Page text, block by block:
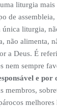
liturgia
de assembleia,
única liturgia,
não alimenta,
a Deus. É
nem sempre
e por
membros,